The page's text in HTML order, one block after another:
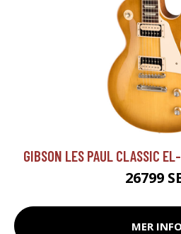
GIBSON LES PAUL CLASSIC
26799
MER